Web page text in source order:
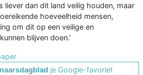
liever dan dit land veilig houden, maar
hoeveelheid mensen,
om dit op een veilige en
blijven doen.’
je Google-favoriet